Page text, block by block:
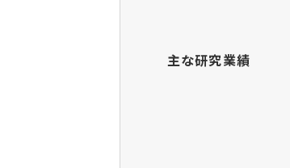
主な研究業績